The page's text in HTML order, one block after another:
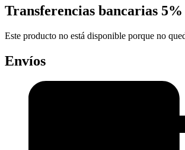
Transferencias bancarias
Este producto no está disponible porque no
Envíos